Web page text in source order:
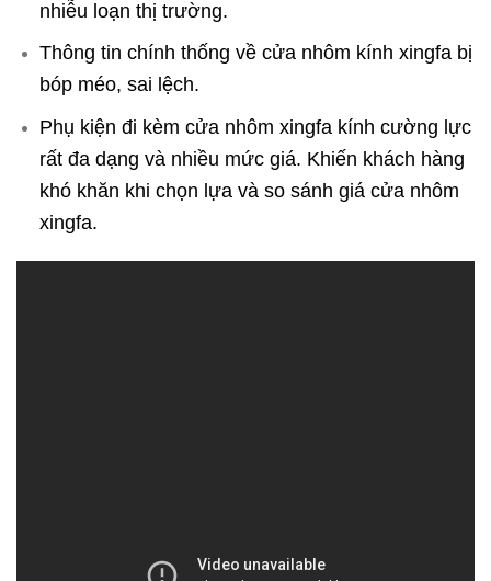
nhiễu loạn thị trường.
Thông tin chính thống về cửa nhôm kính xingfa bị
bóp méo, sai lệch.
Phụ kiện đi kèm cửa nhôm xingfa kính cường lực
rất đa dạng và nhiều mức giá. Khiến khách hàng
khó khăn khi chọn lựa và so sánh giá cửa nhôm
xingfa.